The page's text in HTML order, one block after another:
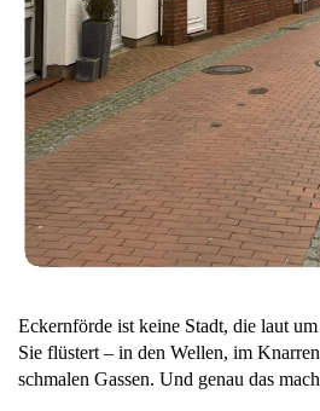
Eckernförde ist keine Stadt, die laut
Sie flüstert – in den Wellen, im
schmalen Gassen. Und genau das